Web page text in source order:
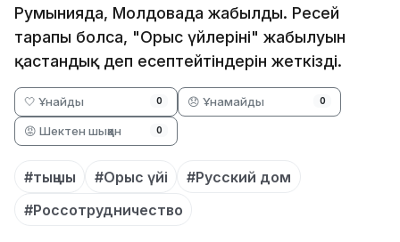
Румынияда, Молдовада жабылды. Ресей
тарапы болса, "Орыс үйлерінің" жабылуын
қастандық деп есептейтіндерін жеткізді.
🤍 Ұнайды 0 😞 Ұнамайды 0
😡 Шектен шыққан 0
#тыңшы #Орыс үйі
#Русский дом
#Россотрудничество